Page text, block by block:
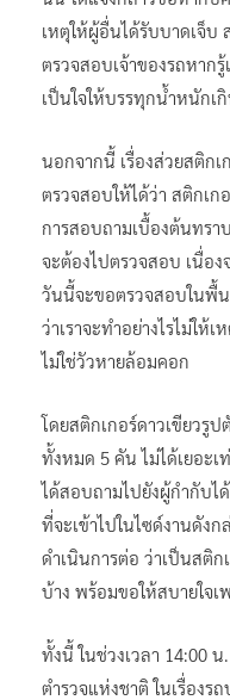
เหตุให้ผู้อื่นได้รับบาดเจ็บ
ตรวจสอบเจ้าของรถหาก
เป็นใจให้บรรทุกน้ำหนักเ
นอกจากนี้ เรื่องส่วยสติก
ตรวจสอบให้ได้ว่า สติกเก
การสอบถามเบื้องต้นทรา
จะต้องไปตรวจสอบ เนื่อง
วันนี้จะขอตรวจสอบในพื้
ว่าเราจะทำอย่างไรไม่ใ
ไม่ใช่วัวหายล้อมคอก
โดยสติกเกอร์ดาวเขียวรู
ทั้งหมด 5 คัน ไม่ได้เยอะเ
ได้สอบถามไปยังผู้กำกับไ
ที่จะเข้าไปในไซด์งานดัง
ดำเนินการต่อ ว่าเป็นสติก
บ้าง พร้อมขอให้สบายใจ
ทั้งนี้ ในช่วงเวลา 14:00
ตำรวจแห่งชาติ ในเรื่องร